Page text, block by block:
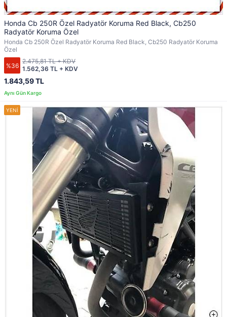
Honda Cb 250R Özel Radyatör Koruma Red Black, Cb250
Radyatör Koruma Özel
Honda Cb 250R Özel Radyatör Koruma Red Black, Cb250 Radyatör Koruma
Özel
%36
1.843,59 TL
1.562,36 TL + KDV
2.475,81 TL + KDV